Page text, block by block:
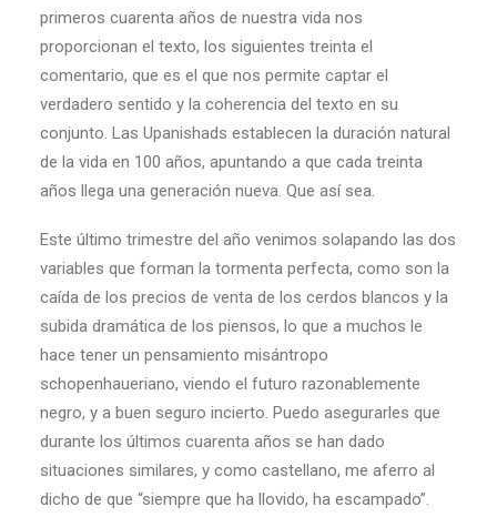
primeros cuarenta años de nuestra vida nos
proporcionan el texto, los siguientes treinta el
comentario, que es el que nos permite captar el
verdadero sentido y la coherencia del texto en su
conjunto. Las Upanishads establecen la duración natural
de la vida en 100 años, apuntando a que cada treinta
años llega una generación nueva. Que así sea.
Este último trimestre del año venimos solapando las dos
variables que forman la tormenta perfecta, como son la
caída de los precios de venta de los cerdos blancos y la
subida dramática de los piensos, lo que a muchos le
hace tener un pensamiento misántropo
schopenhaueriano, viendo el futuro razonablemente
negro, y a buen seguro incierto. Puedo asegurarles que
durante los últimos cuarenta años se han dado
situaciones similares, y como castellano, me aferro al
dicho de que “siempre que ha llovido, ha escampado”.